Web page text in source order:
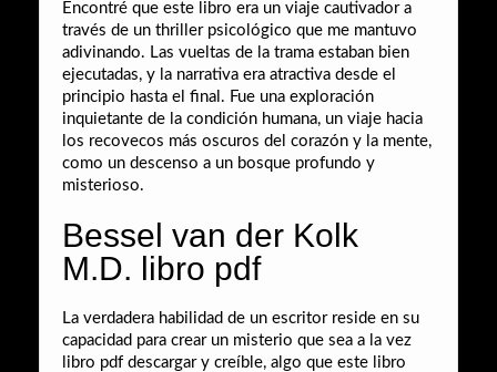
Encontré que este libro era un viaje cautivador a
través de un thriller psicológico que me mantuvo
adivinando. Las vueltas de la trama estaban bien
ejecutadas, y la narrativa era atractiva desde el
principio hasta el final. Fue una exploración
inquietante de la condición humana, un viaje hacia
los recovecos más oscuros del corazón y la mente,
como un descenso a un bosque profundo y
misterioso.
Bessel van der Kolk
M.D. libro pdf
La verdadera habilidad de un escritor reside en su
capacidad para crear un misterio que sea a la vez
libro pdf descargar y creíble, algo que este libro